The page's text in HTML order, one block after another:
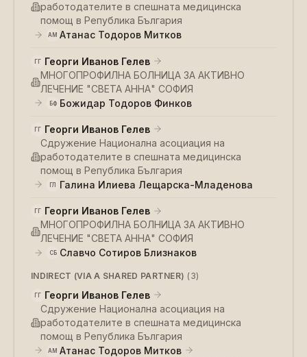
работодателите в спешната медицинска
помощ в Република България
АМ Атанас Тодоров Митков
ГГ Георги Иванов Гелев
МНОГОПРОФИЛНА БОЛНИЦА ЗА АКТИВНО
ЛЕЧЕНИЕ "СВЕТА АННА" СОФИЯ
БФ Божидар Тодоров Финков
ГГ Георги Иванов Гелев
Сдружение Национална асоциация на
работодателите в спешната медицинска
помощ в Република България
ГЛ Галина Илиева Лещарска-Младенова
ГГ Георги Иванов Гелев
МНОГОПРОФИЛНА БОЛНИЦА ЗА АКТИВНО
ЛЕЧЕНИЕ "СВЕТА АННА" СОФИЯ
СБ Славчо Сотиров Близнаков
INDIRECT (VIA A SHARED PARTNER) ( 3)
ГГ Георги Иванов Гелев
Сдружение Национална асоциация на
работодателите в спешната медицинска
помощ в Република България
АМ Атанас Тодоров Митков